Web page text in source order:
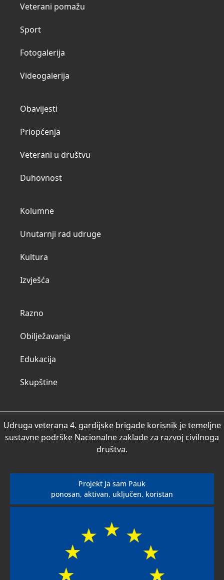
Veterani pomažu
Sport
Fotogalerija
Videogalerija
Obavijesti
Priopćenja
Veterani u društvu
Duhovnost
Kolumne
Unutarnji rad udruge
Kultura
Izvješća
Razno
Obilježavanja
Edukacija
Skupštine
Udruga veterana 4. gardijske brigade korisnik je temeljne
sustavne podrške Nacionalne zaklade za razvoj civilnoga
društva.
Projekt Ja sam Pauk
ponosan, aktivan, uključen, koristan